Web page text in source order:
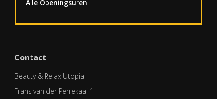
Alle Openingsuren
Contact
Beauty & Relax Utopia
Frans van der Perrekaai 1